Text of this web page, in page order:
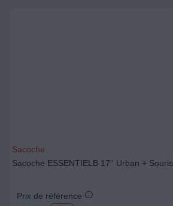
Sacoche
Sacoche ESSENTIELB 17'' Urban + Souris
Prix de référence